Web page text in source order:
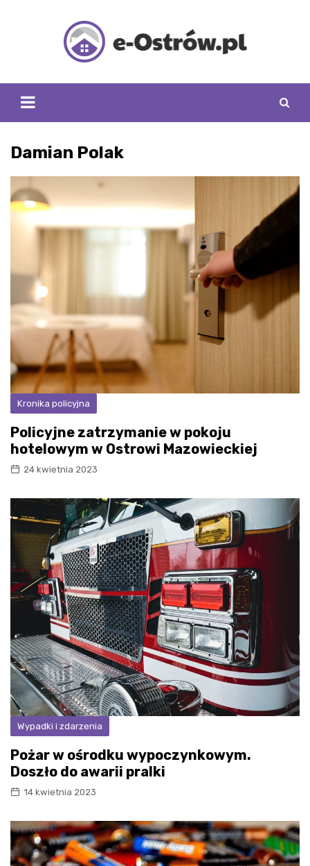
Damian Polak
Kronika policyjna
Policyjne zatrzymanie w pokoju
hotelowym w Ostrowi Mazowieckiej
24 kwietnia 2023
Wypadki i zdarzenia
Pożar w ośrodku wypoczynkowym.
Doszło do awarii pralki
14 kwietnia 2023